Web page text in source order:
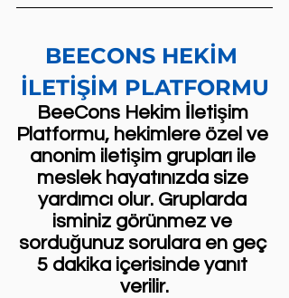
BEECONS HEKİM
İLETİŞİM PLATFORMU
BeeCons Hekim İletişim
Platformu, hekimlere özel ve
anonim iletişim grupları ile
meslek hayatınızda size
yardımcı olur. Gruplarda
isminiz görünmez ve
sorduğunuz sorulara en geç
5 dakika içerisinde yanıt
verilir.